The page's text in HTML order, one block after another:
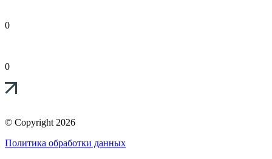
0
0
© Copyright 2026
Политика обработки данных